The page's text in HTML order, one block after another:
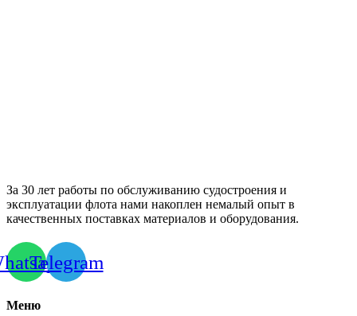
За 30 лет работы по обслуживанию судостроения и
эксплуатации флота нами накоплен немалый опыт в
качественных поставках материалов и оборудования.
Telegram
Меню